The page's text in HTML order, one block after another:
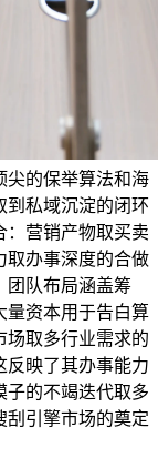
的保举算法和海
到私域沉淀的闭环
营销产物取买卖
取办事深度的合做
团队布局涵盖筹
量资本用于告白算
场取多行业需求的
反映了其办事能力
子的不竭迭代取多
刮引擎市场的奠定